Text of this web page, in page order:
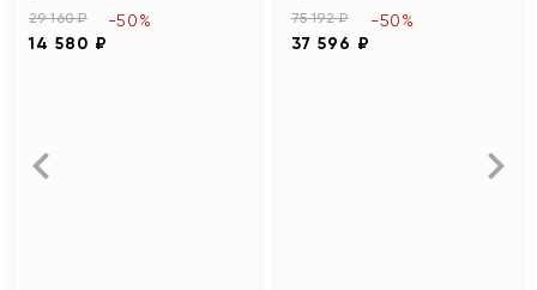
29 160 ₽
14 580 ₽
-50% 75 192 ₽
37 596 ₽
-50%